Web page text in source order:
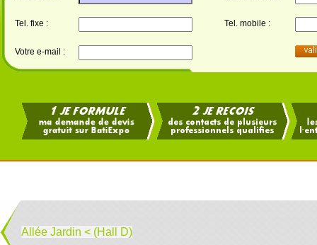
Tel. fixe : Tel. mobile :
Votre e-mail :
Allée Jardin < (Hall D)